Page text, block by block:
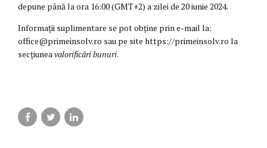
depune până la ora 16:00 (GMT+2) a zilei de 20 iunie 2024.
Informații suplimentare se pot obține prin e-mail la:
office@primeinsolv.ro sau pe site https://primeinsolv.ro la
secțiuneavalorificări bunuri.